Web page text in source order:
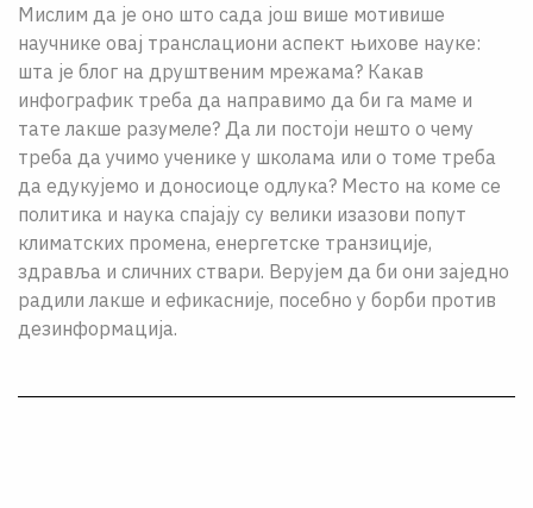
Мислим да је оно што сада још више мотивише
научнике овај транслациони аспект њихове науке:
шта је блог на друштвеним мрежама? Какав
инфографик треба да направимо да би га маме и
тате лакше разумеле? Да ли постоји нешто о чему
треба да учимо ученике у школама или о томе треба
да едукујемо и доносиоце одлука? Место на коме се
политика и наука спајају су велики изазови попут
климатских промена, енергетске транзиције,
здравља и сличних ствари. Верујем да би они заједно
радили лакше и ефикасније, посебно у борби против
дезинформација.